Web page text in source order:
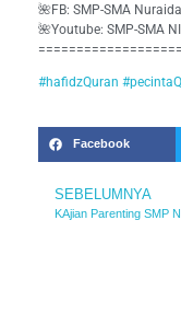
🌺FB: SMP-SMA
🌺Youtube: SMP-SMA
#hafidzQuran
Facebook
SEBELUMNYA